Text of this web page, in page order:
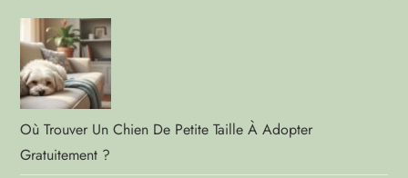
Où Trouver Un Chien De Petite Taille À Adopter
Gratuitement ?